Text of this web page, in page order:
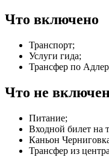
Что включено
Транспорт;
Услуги гида;
Трансфер по
Что не
Питание;
Входной билет на
Каньон
Трансфер из